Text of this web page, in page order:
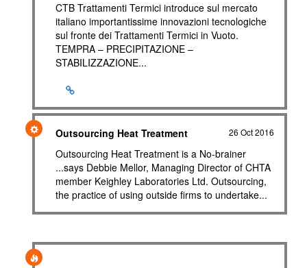
CTB Trattamenti Termici introduce sul mercato
italiano importantissime innovazioni tecnologiche
sul fronte dei Trattamenti Termici in Vuoto.
TEMPRA – PRECIPITAZIONE –
STABILIZZAZIONE...
26 Oct 2016
Outsourcing Heat Treatment
Outsourcing Heat Treatment is a No-brainer
...says Debbie Mellor, Managing Director of CHTA
member Keighley Laboratories Ltd. Outsourcing,
the practice of using outside firms to undertake...